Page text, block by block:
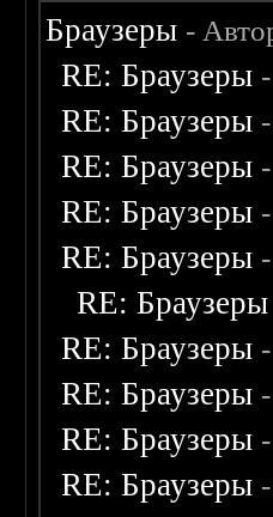
Браузеры -
RE: Браузеры
RE: Браузеры
RE: Браузеры
RE: Браузеры
RE: Браузеры
RE: Браузеры
RE: Браузеры
RE: Браузеры
RE: Браузеры
RE: Браузеры